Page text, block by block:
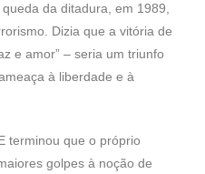
da ditadura, em 1989,
Dizia que a vitória de
e amor” – seria um triunfo
à liberdade e à
terminou que o próprio
golpes à noção de